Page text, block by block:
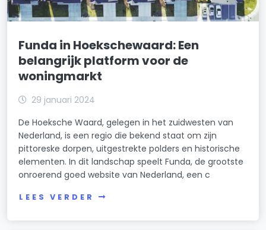
Funda in Hoekschewaard: Een
belangrijk platform voor de
woningmarkt
29 januari 2024
De Hoeksche Waard, gelegen in het zuidwesten van
Nederland, is een regio die bekend staat om zijn
pittoreske dorpen, uitgestrekte polders en historische
elementen. In dit landschap speelt Funda, de grootste
onroerend goed website van Nederland, een c
LEES VERDER